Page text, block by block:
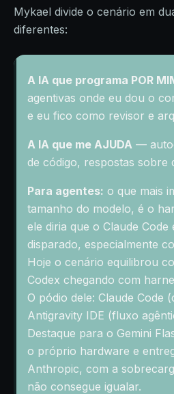
Mykael divide o cenário em
diferentes:
A IA que programa POR
agentivas onde eu dou o
e eu fico como revisor e
A IA que me AJUDA —
de código, respostas sobre
Para agentes: o que mais
tamanho do modelo, é o
ele diria que o Claude
disparado, especialmente
Hoje o cenário equilibrou
Codex chegando com
O pódio dele: Claude Code
Antigravity IDE (fluxo
Destaque para o Gemini
o próprio hardware e
Anthropic, com a
não consegue igualar.